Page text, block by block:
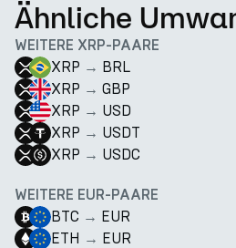
Ähnliche
WEITERE XRP-PAARE
XRP → BRL
XRP → GBP
XRP → USD
XRP → USDT
XRP → USDC
WEITERE EUR-PAARE
BTC → EUR
ETH → EUR